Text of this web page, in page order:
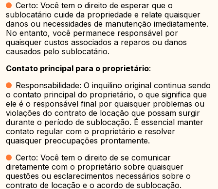
Certo: Você tem o direito de esperar que o
sublocatário cuide da propriedade e relate quaisquer
danos ou necessidades de manutenção imediatamente.
No entanto, você permanece responsável por
quaisquer custos associados a reparos ou danos
causados pelo sublocatário.
Contato principal para o proprietário:
Responsabilidade: O inquilino original continua sendo
o contato principal do proprietário, o que significa que
ele é o responsável final por quaisquer problemas ou
violações do contrato de locação que possam surgir
durante o período de sublocação. É essencial manter
contato regular com o proprietário e resolver
quaisquer preocupações prontamente.
Certo: Você tem o direito de se comunicar
diretamente com o proprietário sobre quaisquer
questões ou esclarecimentos necessários sobre o
contrato de locação e o acordo de sublocação.